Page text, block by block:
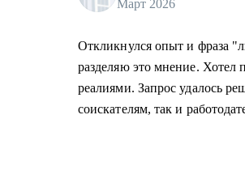
Март 2026
Откликнулся опыт и фраза
разделяю это мнение. Хотел
реалиями. Запрос удалось
соискателям, так и